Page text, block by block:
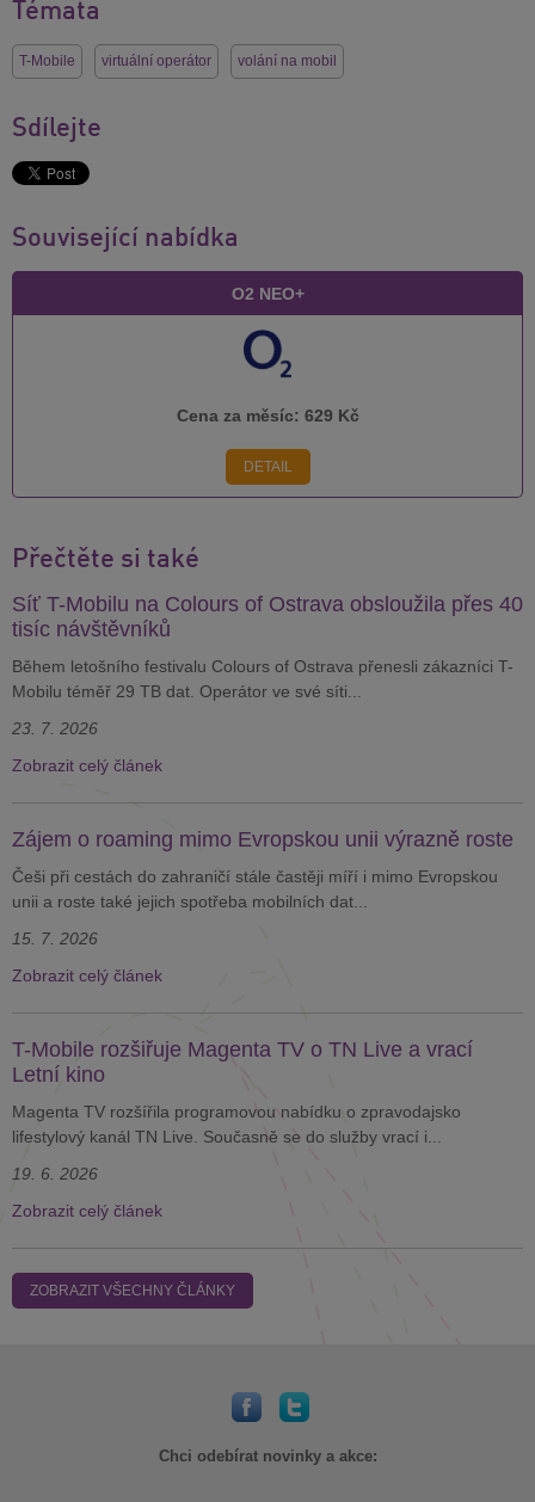
Témata
T-Mobile virtuální operátor volání na mobil
Sdílejte
Související nabídka
O2 NEO+
Cena za měsíc: 629 Kč
DETAIL
Přečtěte si také
Síť T-Mobilu na Colours of Ostrava obsloužila přes 40
tisíc návštěvníků
Během letošního festivalu Colours of Ostrava přenesli zákazníci T-
Mobilu téměř 29 TB dat. Operátor ve své síti...
23. 7. 2026
Zobrazit celý článek
Zájem o roaming mimo Evropskou unii výrazně roste
Češi při cestách do zahraničí stále častěji míří i mimo Evropskou
unii a roste také jejich spotřeba mobilních dat...
15. 7. 2026
Zobrazit celý článek
T-Mobile rozšiřuje Magenta TV o TN Live a vrací
Letní kino
Magenta TV rozšířila programovou nabídku o zpravodajsko
lifestylový kanál TN Live. Současně se do služby vrací i...
19. 6. 2026
Zobrazit celý článek
ZOBRAZIT VŠECHNY ČLÁNKY
Chci odebírat novinky a akce: